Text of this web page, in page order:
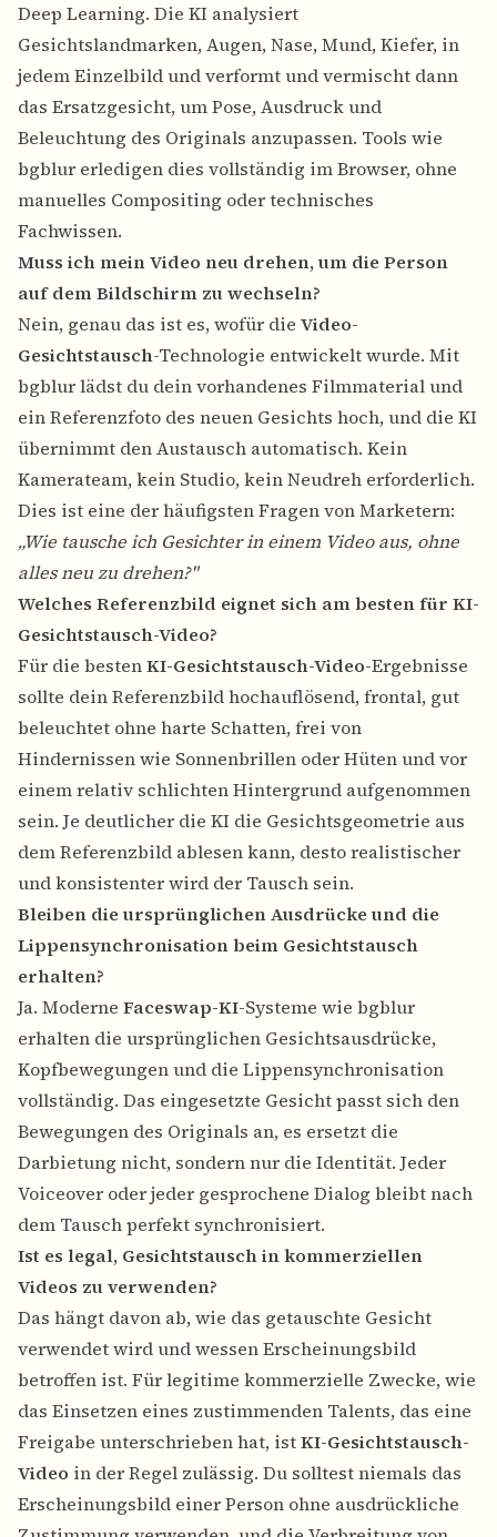
Deep Learning. Die KI analysiert
Gesichtslandmarken, Augen, Nase, Mund, Kiefer, in
jedem Einzelbild und verformt und vermischt dann
das Ersatzgesicht, um Pose, Ausdruck und
Beleuchtung des Originals anzupassen. Tools wie
bgblur erledigen dies vollständig im Browser, ohne
manuelles Compositing oder technisches
Fachwissen.
Muss ich mein Video neu drehen, um die Person
auf dem Bildschirm zu wechseln?
Nein, genau das ist es, wofür die Video-
Gesichtstausch-Technologie entwickelt wurde. Mit
bgblur lädst du dein vorhandenes Filmmaterial und
ein Referenzfoto des neuen Gesichts hoch, und die KI
übernimmt den Austausch automatisch. Kein
Kamerateam, kein Studio, kein Neudreh erforderlich.
Dies ist eine der häufigsten Fragen von Marketern:
„Wie tausche ich Gesichter in einem Video aus, ohne
alles neu zu drehen?"
Welches Referenzbild eignet sich am besten für KI-
Gesichtstausch-Video?
Für die bestenKI-Gesichtstausch-Video-Ergebnisse
sollte dein Referenzbild hochauflösend, frontal, gut
beleuchtet ohne harte Schatten, frei von
Hindernissen wie Sonnenbrillen oder Hüten und vor
einem relativ schlichten Hintergrund aufgenommen
sein. Je deutlicher die KI die Gesichtsgeometrie aus
dem Referenzbild ablesen kann, desto realistischer
und konsistenter wird der Tausch sein.
Bleiben die ursprünglichen Ausdrücke und die
Lippensynchronisation beim Gesichtstausch
erhalten?
Ja. Moderne Faceswap-KI-Systeme wie bgblur
erhalten die ursprünglichen Gesichtsausdrücke,
Kopfbewegungen und die Lippensynchronisation
vollständig. Das eingesetzte Gesicht passt sich den
Bewegungen des Originals an, es ersetzt die
Darbietung nicht, sondern nur die Identität. Jeder
Voiceover oder jeder gesprochene Dialog bleibt nach
dem Tausch perfekt synchronisiert.
Ist es legal, Gesichtstausch in kommerziellen
Videos zu verwenden?
Das hängt davon ab, wie das getauschte Gesicht
verwendet wird und wessen Erscheinungsbild
betroffen ist. Für legitime kommerzielle Zwecke, wie
das Einsetzen eines zustimmenden Talents, das eine
Freigabe unterschrieben hat, istKI-Gesichtstausch-
Video in der Regel zulässig. Du solltest niemals das
Erscheinungsbild einer Person ohne ausdrückliche